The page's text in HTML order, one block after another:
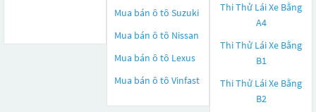
Mua bán ô tô Suzuki
Mua bán ô tô Nissan
Mua bán ô tô Lexus
Mua bán ô tô Vinfast
Thi Thử Lái Xe Bằng
A4
Thi Thử Lái Xe Bằng
B1
Thi Thử Lái Xe Bằng
B2